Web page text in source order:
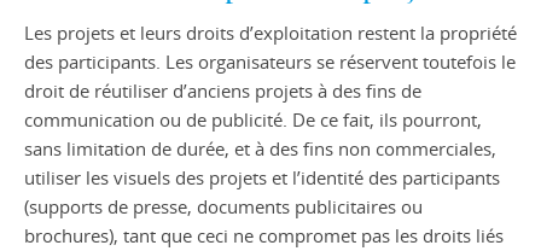
Les projets et leurs droits d’exploitation restent la propriété
des participants. Les organisateurs se réservent toutefois le
droit de réutiliser d’anciens projets à des fins de
communication ou de publicité. De ce fait, ils pourront,
sans limitation de durée, et à des fins non commerciales,
utiliser les visuels des projets et l’identité des participants
(supports de presse, documents publicitaires ou
brochures), tant que ceci ne compromet pas les droits liés